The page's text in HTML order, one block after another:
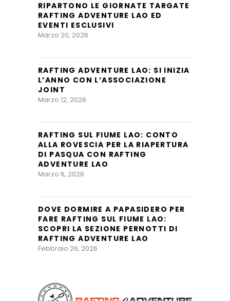
RIPARTONO LE GIORNATE TARGATE
RAFTING ADVENTURE LAO ED
EVENTI ESCLUSIVI
Marzo 20, 2026
RAFTING ADVENTURE LAO: SI INIZIA
L’ANNO CON L’ASSOCIAZIONE
JOINT
Marzo 12, 2026
RAFTING SUL FIUME LAO: CONTO
ALLA ROVESCIA PER LA RIAPERTURA
DI PASQUA CON RAFTING
ADVENTURE LAO
Marzo 6, 2026
DOVE DORMIRE A PAPASIDERO PER
FARE RAFTING SUL FIUME LAO:
SCOPRI LA SEZIONE PERNOTTI DI
RAFTING ADVENTURE LAO
Febbraio 26, 2026